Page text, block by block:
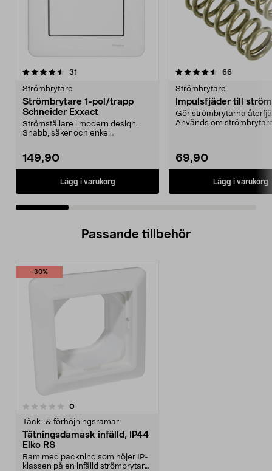
31
Strömbrytare
Strömbrytare 1-pol/trapp
Schneider Exxact
Strömställare i modern design.
Snabb, säker och enkel
149,90
Lägg i varukorg
4.5 av 5 stjärnor 66recensioner
Strömbrytare
Impulsfjäder till
Gör strömbrytarna
Används om
69,90
Lägg i varukorg
4.5 av 5 stjärnor
Passande tillbehör
-30%
0recensioner
Täck- & förhöjningsramar
Tätningsdamask infälld, IP44
Elko RS
Ram med packning som höjer IP-
klassen på en infälld strömbrytare